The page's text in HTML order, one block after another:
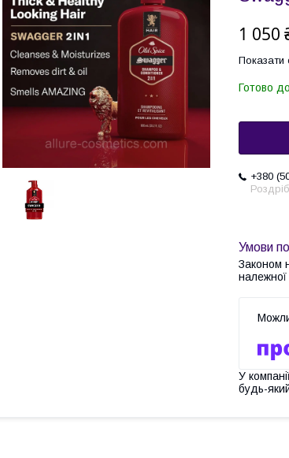
1 050
Показати
Готово
+380
Роздріб
Законом
належної
У
будь-